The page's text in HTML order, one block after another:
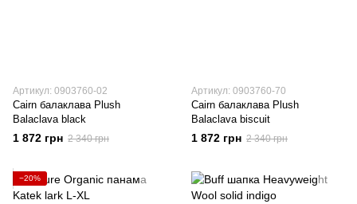
Артикул: 0903760-02
Cairn балаклава Plush
Balaclava black
1 872 грн 2 340 грн
Артикул: 0903760-70
Cairn балаклава Plush
Balaclava biscuit
1 872 грн 2 340 грн
−20%